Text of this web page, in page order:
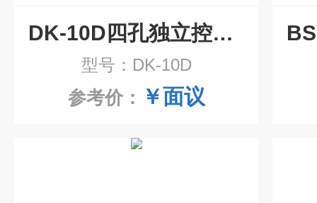
DK-10D四孔独立控温水浴锅
型号：DK-10D
参考价： ￥面议